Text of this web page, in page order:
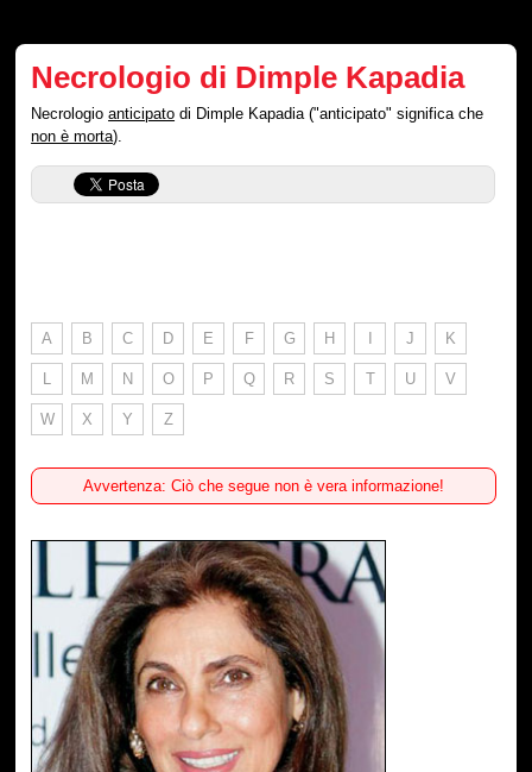
Necrologio di Dimple Kapadia
Necrologioanticipato di Dimple Kapadia ("anticipato" significa che
non è morta).
A B C D E F G H I J K
L M N O P Q R S T U V
W X Y Z
Avvertenza: Ciò che segue non è vera informazione!